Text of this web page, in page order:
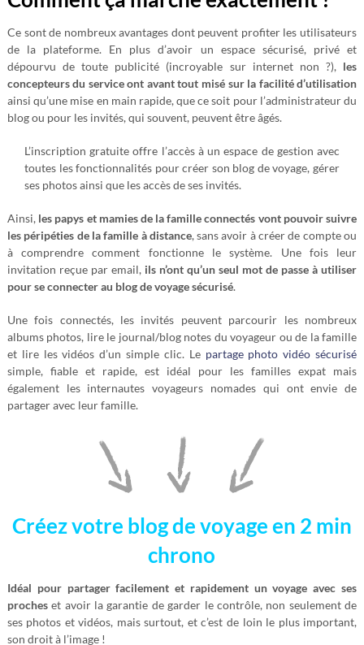
Ce sont de nombreux avantages dont peuvent profiter les utilisateurs
de la plateforme. En plus d’avoir un espace sécurisé, privé et
dépourvu de toute publicité (incroyable sur internet non ?), les
concepteurs du service ont avant tout misé sur la facilité d’utilisation
ainsi qu’une mise en main rapide, que ce soit pour l’administrateur du
blog ou pour les invités, qui souvent, peuvent être âgés.
L’inscription gratuite offre l’accès à un espace de gestion avec
toutes les fonctionnalités pour créer son blog de voyage, gérer
ses photos ainsi que les accès de ses invités.
Ainsi, les papys et mamies de la famille connectés vont pouvoir suivre
les péripéties de la famille à distance, sans avoir à créer de compte ou
à comprendre comment fonctionne le système. Une fois leur
invitation reçue par email,ils n’ont qu’un seul mot de passe à utiliser
pour se connecter au blog de voyage sécurisé.
Une fois connectés, les invités peuvent parcourir les nombreux
albums photos, lire le journal/blog notes du voyageur ou de la famille
et lire les vidéos d’un simple clic. Le partage photo vidéo sécurisé
simple, fiable et rapide, est idéal pour les familles expat mais
également les internautes voyageurs nomades qui ont envie de
partager avec leur famille.
Créez votre blog de voyage en 2 min
chrono
Idéal pour partager facilement et rapidement un voyage avec ses
procheset avoir la garantie de garder le contrôle, non seulement de
ses photos et vidéos, mais surtout, et c’est de loin le plus important,
son droit à l’image !